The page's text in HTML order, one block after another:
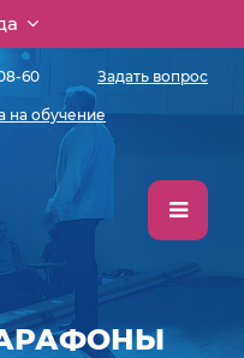
60 Задать вопрос
на обучение